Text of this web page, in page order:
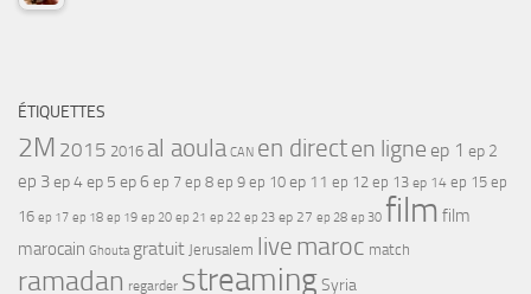
ÉTIQUETTES
2M 2015 2016 al aoula CAN en directen ligne ep 1 ep 2
ep 3ep 4ep 5 ep 6 ep 7 ep 8 ep 9 ep 10 ep 11 ep 12 ep 13 ep 14 ep 15 ep
16 ep 17 ep 18 ep 19 ep 20 ep 21 ep 22 ep 23 ep 27 ep 28 ep 30 film film
marocain Ghouta gratuit Jerusalem live maroc match
ramadan regarder streamingSyria